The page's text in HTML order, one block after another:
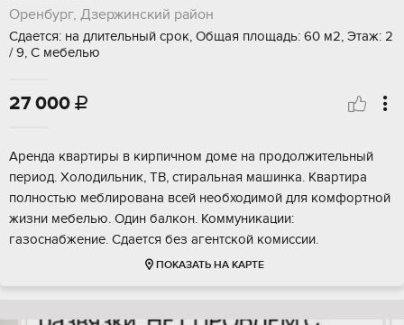
Оренбург, Дзержинский район
Сдается: на длительный срок, Общая площадь: 60 м2, Этаж: 2
/ 9, С мебелью
27 000 
Аренда квартиры в кирпичном доме на продолжительный
период. Холодильник, ТВ, стиральная машинка. Квартира
полностью меблирована всей необходимой для комфортной
жизни мебелью. Один балкон. Коммуникации:
газоснабжение. Сдается без агентской комиссии.
ПОКАЗАТЬ НА КАРТЕ